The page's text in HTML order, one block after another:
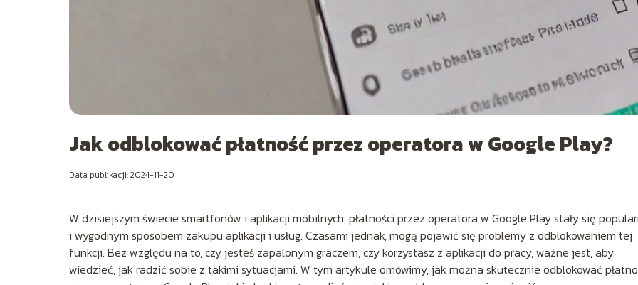
Jak odblokować płatność przez operatora w Google Play?
Data publikacji: 2024-11-20
W dzisiejszym świecie smartfonów i aplikacji mobilnych, płatności przez operatora w Google Play stały się
i wygodnym sposobem zakupu aplikacji i usług. Czasami jednak, mogą pojawić się problemy z odblokowaniem tej
funkcji. Bez względu na to, czy jesteś zapalonym graczem, czy korzystasz z aplikacji do pracy, ważne jest, aby
wiedzieć, jak radzić sobie z takimi sytuacjami. W tym artykule omówimy, jak można skutecznie odblokować